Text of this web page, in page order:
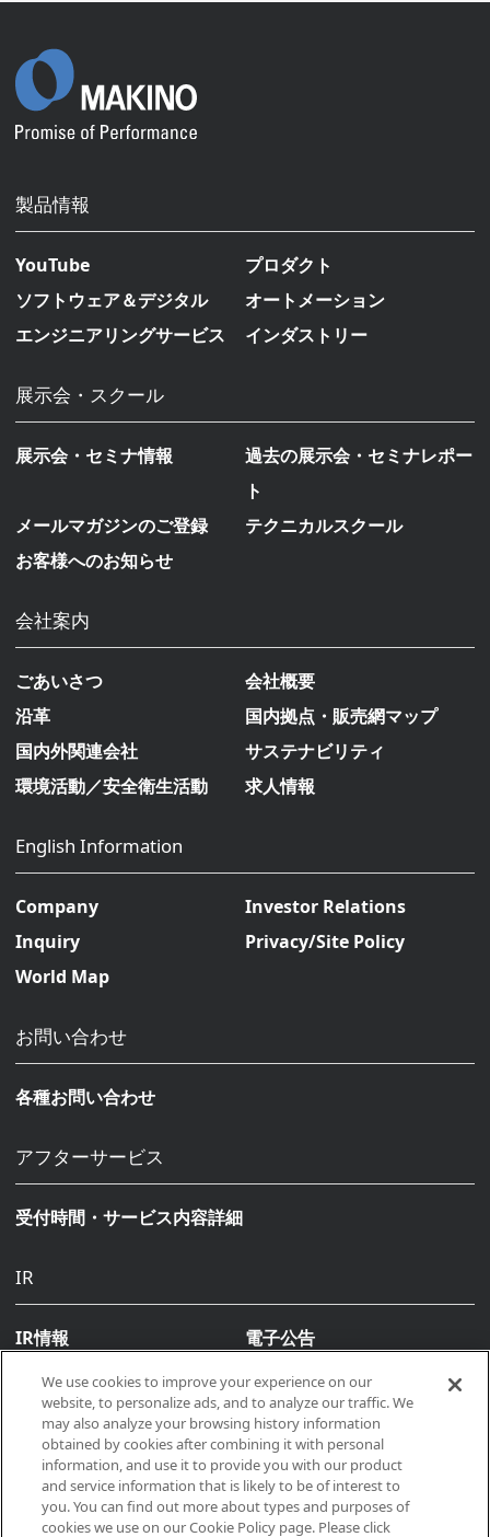
製品情報
YouTube
プロダクト
ソフトウェア＆デジタル
オートメーション
エンジニアリングサービス
インダストリー
展示会・スクール
展示会・セミナ情報
過去の展示会・セミナレポー
ト
メールマガジンのご登録
テクニカルスクール
お客様へのお知らせ
会社案内
ごあいさつ
会社概要
沿革
国内拠点・販売網マップ
国内外関連会社
サステナビリティ
環境活動／安全衛生活動
求人情報
English Information
Company
Investor Relations
Inquiry
Privacy/Site Policy
World Map
お問い合わせ
各種お問い合わせ
アフターサービス
受付時間・サービス内容詳細
IR
IR情報 電子公告
Copyright © 2026, Makino All rights reserved
We use cookies to improve your experience on our
website, to personalize ads, and to analyze our traffic. We
may also analyze your browsing history information
obtained by cookies after combining it with personal
information, and use it to provide you with our product
and service information that is likely to be of interest to
you. You can find out more about types and purposes of
cookies we use on our Cookie Policy page. Please click